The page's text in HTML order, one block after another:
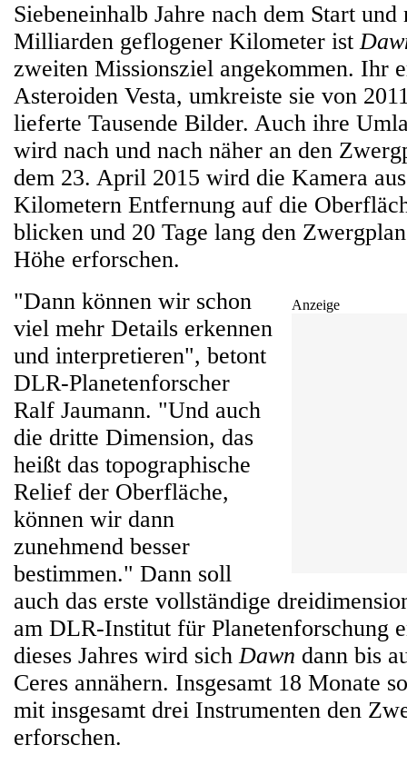
Siebeneinhalb Jahre nach dem Start
Milliarden geflogener Kilometer ist
zweiten Missionsziel angekommen. Ihr
Asteroiden Vesta, umkreiste sie von
lieferte Tausende Bilder. Auch ihre
wird nach und nach näher an den
dem 23. April 2015 wird die Kamera
Kilometern Entfernung auf die
blicken und 20 Tage lang den
Höhe erforschen.
Anzeige
"Dann können wir schon
viel mehr Details erkennen
und interpretieren", betont
DLR-Planetenforscher
Ralf Jaumann. "Und auch
die dritte Dimension, das
heißt das topographische
Relief der Oberfläche,
können wir dann
zunehmend besser
bestimmen." Dann soll
auch das erste vollständige
am DLR-Institut für Planetenforschung
dieses Jahres wird sichDawn dann bis
Ceres annähern. Insgesamt 18 Monate
mit insgesamt drei Instrumenten den
erforschen.